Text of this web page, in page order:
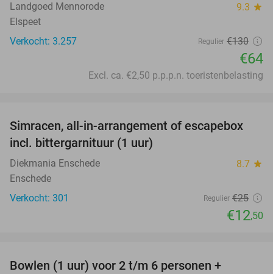
Landgoed Mennorode 9.3 star
Elspeet
Verkocht: 3.257
Regulier €130
€64
Excl. ca. €2,50 p.p.p.n. toeristenbelasting
50%
Simracen, all-in-arrangement of escapebox
incl. bittergarnituur (1 uur)
Diekmania Enschede 8.7 star
Enschede
Verkocht: 301
Regulier €25
€12,50
Bowlen (1 uur) voor 2 t/m 6 personen +